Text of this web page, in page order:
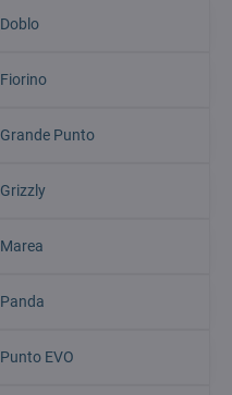
Doblo
Fiorino
Grande Punto
Grizzly
Marea
Panda
Punto EVO